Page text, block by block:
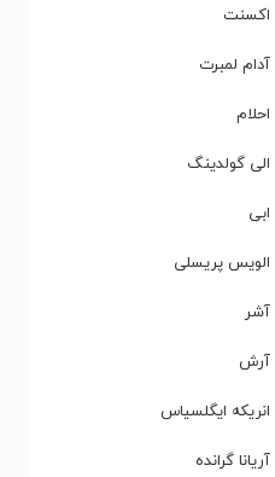
اکسنت
آدام لمبرت
احلام
الی گولدینگ
ابی
الویس پریسلی
آشر
آرش
انریکه ایگلسیاس
آریانا گرانده